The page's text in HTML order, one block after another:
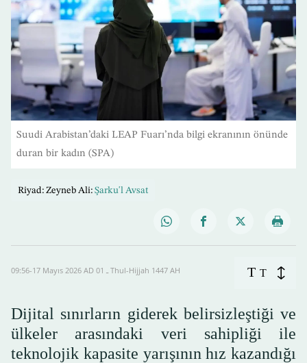
Suudi Arabistan’daki LEAP Fuarı’nda bilgi ekranının önünde
duran bir kadın (SPA)
Riyad: Zeyneb Ali: Şarku'l Avsat
09:56-17 Mayıs 2026 AD ـ 01 Thul-Hijjah 1447 AH T T
Dijital sınırların giderek belirsizleştiği ve
ülkeler arasındaki veri sahipliği ile
teknolojik kapasite yarışının hız kazandığı